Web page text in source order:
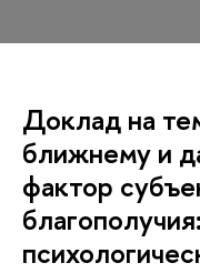
Доклад на
ближнему и
фактор